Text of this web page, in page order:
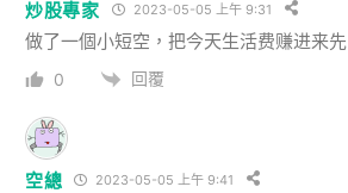
炒股專家 2023-05-05 上午 9:31
做了一個小短空，把今天生活费赚进来先
0 回覆
空總 2023-05-05 上午 9:41